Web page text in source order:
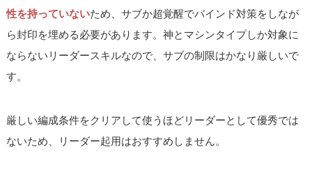
性を持っていないため、サブか超覚醒でバインド対策をしなが
ら封印を埋める必要があります。神とマシンタイプしか対象に
ならないリーダースキルなので、サブの制限はかなり厳しいで
す。
厳しい編成条件をクリアして使うほどリーダーとして優秀では
ないため、リーダー起用はおすすめしません。